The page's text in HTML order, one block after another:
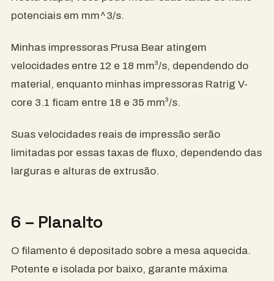
potenciais em mm^3/s.
Minhas impressoras Prusa Bear atingem
velocidades entre 12 e 18 mm³/s, dependendo do
material, enquanto minhas impressoras Ratrig V-
core 3.1 ficam entre 18 e 35 mm³/s.
Suas velocidades reais de impressão serão
limitadas por essas taxas de fluxo, dependendo das
larguras e alturas de extrusão.
6 – Planalto
O filamento é depositado sobre a mesa aquecida.
Potente e isolada por baixo, garante máxima